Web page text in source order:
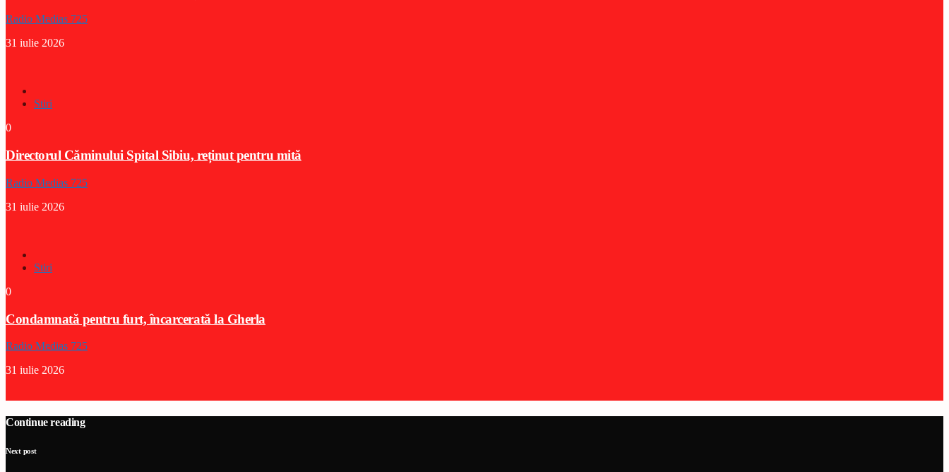
Radio Medias 725
31 iulie 2026
Stiri
0
Directorul Căminului Spital Sibiu, reținut pentru mită
Radio Medias 725
31 iulie 2026
Stiri
0
Condamnată pentru furt, încarcerată la Gherla
Radio Medias 725
31 iulie 2026
Continue reading
Next post